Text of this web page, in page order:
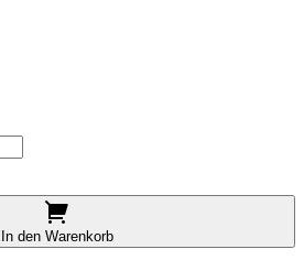
In den Warenkorb